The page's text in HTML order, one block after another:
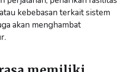
kebebasan terkait sistem
akan menghambat